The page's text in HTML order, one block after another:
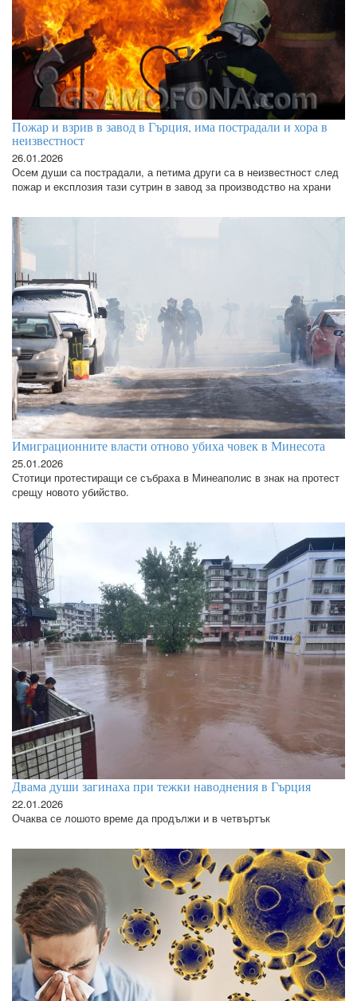
Пожар и взрив в завод в Гърция, има пострадали и хора в
неизвестност
26.01.2026
Осем души са пострадали, а петима други са в неизвестност след
пожар и експлозия тази сутрин в завод за производство на храни
Имиграционните власти отново убиха човек в Минесота
25.01.2026
Стотици протестиращи се събраха в Минеаполис в знак на протест
срещу новото убийство.
Двама души загинаха при тежки наводнения в Гърция
22.01.2026
Очаква се лошото време да продължи и в четвъртък